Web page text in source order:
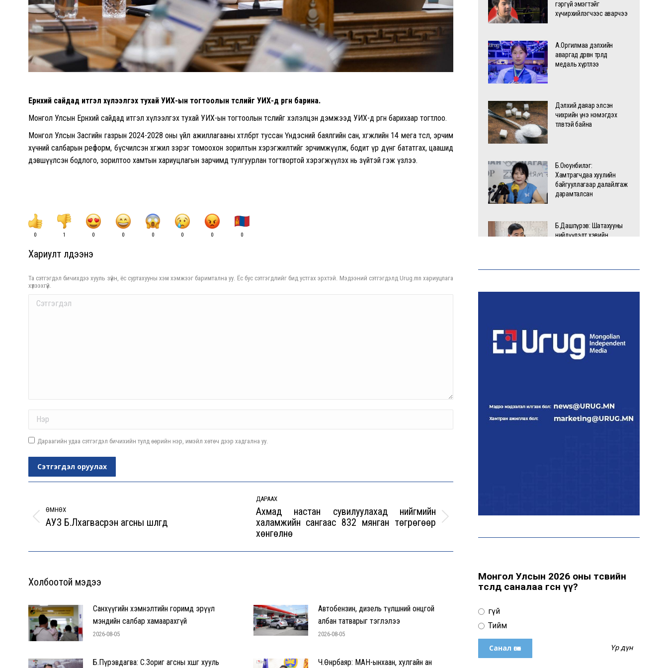
Ерөнхий сайдад итгэл хүлээлгэх тухай УИХ-ын тогтоолын төслийг УИХ-д өргөн барина.
Монгол Улсын Ерөнхий сайдад итгэл хүлээлгэх тухай УИХ-ын тогтоолын төслийг хэлэлцэн дэмжээд УИХ-д өргөн барихаар тогтлоо.
Монгол Улсын Засгийн газрын 2024-2028 оны үйл ажиллагааны хөтөлбөрт туссан Үндэсний баялгийн сан, хөгжлийн 14 мега төсөл, эрчим
хүчний салбарын реформ, бүсчилсэн хөгжил зэрэг томоохон зорилтын хэрэгжилтийг эрчимжүүлж, бодит үр дүнг бататгах, цаашид
дэвшүүлсэн бодлого, зорилтоо хамтын хариуцлагын зарчимд тулгуурлан тогтвортой хэрэгжүүлэх нь зүйтэй гэж үзлээ.
0 1 0 0 0 0 0 0
Хариулт үлдээнэ үү
Та сэтгэгдэл бичихдээ хууль зүйн, ёс суртахууны хэм хэмжээг баримтална уу. Ёс бус сэтгэгдлийг бид устгах эрхтэй. Мэдээний сэтгэгдэлд Urug.mn хариуцлага
хүлээхгүй.
Comment
Дараагийн удаа сэтгэгдэл бичихийн тулд өөрийн нэр, имэйл хөтөч дээр хадгална уу.
Сэтгэгдэл оруулах
ӨМНӨХ
Previous
АУЗ Б.Лхагвасүрэн агсны шүлгүүд
ДАРААХ
Next
post:
Ахмад настан сувилуулахад нийгмийн
халамжийн сангаас 832 мянган төгрөгөөр
хөнгөлнө
Холбоотой мэдээ
Санхүүгийн хэмнэлтийн горимд эрүүл
мэндийн салбар хамаарахгүй
2026-08-05
Автобензин, дизель түлшний онцгой
албан татварыг тэглэлээ
2026-08-05
Б.Пүрэвдагва: С.Зориг агсны хөшөөг хууль Ч.Өнөрбаяр: МАН-ынхаан, хулгайн ан
гэргүй эмэгтэйг
хүчирхийлэгчээс аварчээ
А.Оргилмаа дэлхийн
аваргад дөрвөн төрөлд
медаль хүртлээ
Дэлхий даяар элсэн
чихрийн үнэ нэмэгдэх
төлөвтэй байна
Б.Оюунбилэг:
Хамтрагчдаа хуулийн
байгууллагаар далайлгаж
дарамталсан
Б.Дашпүрэв: Шатахууны
нийлүүлэлт хэвийн
Д.Амарбаясгалан: Зах
Голомт банк АНЭУ-ын
Эрчим хүчний сайд
Б.Найдалаа: Дундговийн
Монгол Улсын 2026 оны төсвийн
төсөлд саналаа өгсөн үү?
Үгүй
Тийм
Үр дүн